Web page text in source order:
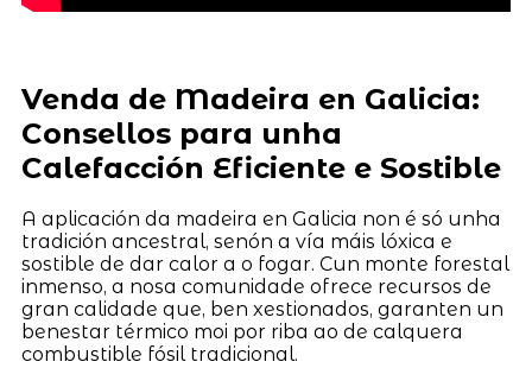
Venda de Madeira en Galicia:
Consellos para unha
Calefacción Eficiente e Sostible
A aplicación da madeira en Galicia non é só unha
tradición ancestral, senón a vía máis lóxica e
sostible de dar calor a o fogar. Cun monte forestal
inmenso, a nosa comunidade ofrece recursos de
gran calidade que, ben xestionados, garanten un
benestar térmico moi por riba ao de calquera
combustible fósil tradicional.